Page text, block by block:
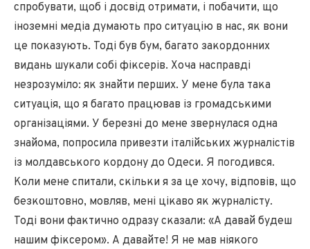
спробувати, щоб і досвід отримати, і побачити, що
іноземні медіа думають про ситуацію в нас, як вони
це показують. Тоді був бум, багато закордонних
видань шукали собі фіксерів. Хоча насправді
незрозуміло: як знайти перших. У мене була така
ситуація, що я багато працював із громадськими
організаціями. У березні до мене звернулася одна
знайома, попросила привезти італійських журналістів
із молдавського кордону до Одеси. Я погодився.
Коли мене спитали, скільки я за це хочу, відповів, що
безкоштовно, мовляв, мені цікаво як журналісту.
Тоді вони фактично одразу сказали: «А давай будеш
нашим фіксером». А давайте! Я не мав ніякого